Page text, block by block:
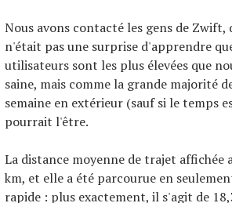
Nous avons contacté les gens de
n'était pas une surprise d'apprendre
utilisateurs sont les plus élevées que
saine, mais comme la grande majorité
semaine en extérieur (sauf si le temps
pourrait l'être.
La distance moyenne de trajet affichée
km, et elle a été parcourue en
rapide : plus exactement, il s'agit de